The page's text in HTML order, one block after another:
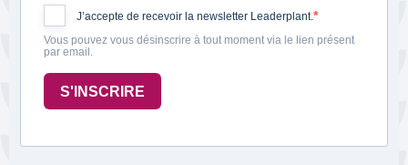
J’accepte de recevoir la newsletter Leaderplant.
Vous pouvez vous désinscrire à tout moment via le lien présent
par email.
S'INSCRIRE